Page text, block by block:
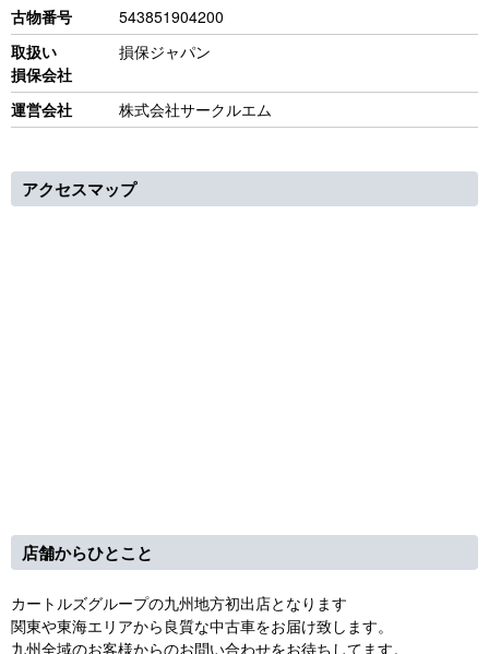
古物番号
543851904200
取扱い
損保会社
損保ジャパン
運営会社 株式会社サークルエム
アクセスマップ
店舗からひとこと
カートルズグループの九州地方初出店となります
関東や東海エリアから良質な中古車をお届け致します。
九州全域のお客様からのお問い合わせをお待ちしてます。